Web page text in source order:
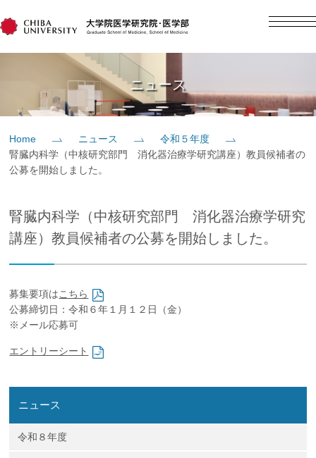
日本語
教育
研究
社会貢献
企業の方大学院志望の方
ニュース
Home ニュース
令和５年度
腎臓内科学（中核研究部門 消化器治療学研究講座）教員候補者の
公募を開始しました。
腎臓内科学（中核研究部門 消化器治療学研究
講座）教員候補者の公募を開始しました。
募集要項はこちら
公募締切日：令和６年１月１２日（金）
※メール応募可
エントリーシート
ニュース
令和８年度